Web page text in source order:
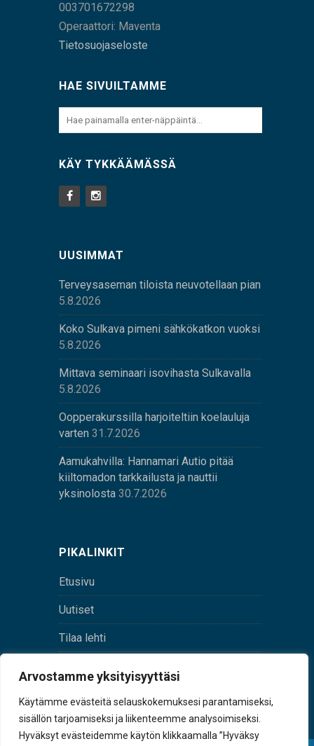
Arvostamme yksityisyyttäsi
Käytämme evästeitä selauskokemuksesi parantamiseksi,
sisällön tarjoamiseksi ja liikenteemme analysoimiseksi.
Hyväksyt evästeidemme käytön klikkaamalla ”Hyväksy
003701672298
Operaattori: Maventa
Tietosuojaseloste
HAE SIVUILTAMME
KÄY TYKKÄÄMÄSSÄ
UUSIMMAT
Terveysaseman tiloista neuvotellaan pian
5.8.2026
Koko Sulkava pimeni sähkökatkon vuoksi
5.8.2026
Mittava seminaari isovihasta Sulkavalla
5.8.2026
Oopperakurssilla harjoiteltiin koelauluja
varten 31.7.2026
Aamukahvilla: Hannamari Autio pitää
kiiltomadon tarkkailusta ja nauttii
yksinolosta 30.7.2026
PIKALINKIT
Etusivu
Uutiset
Tilaa lehti